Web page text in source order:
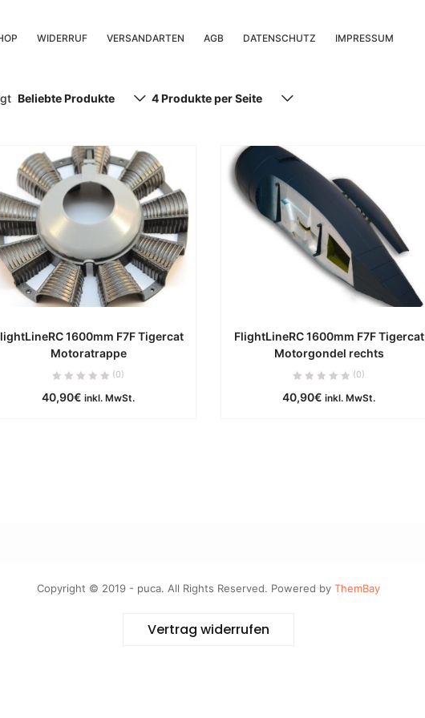
WIDERRUF VERSANDARTEN AGB DATENSCHUTZ IMPRESSUM
Nach
sortiert
Beliebte Produkte 4 Produkte per Seite
1600mm F7F Tigercat
Motoratrappe
(0)
40,90€ inkl. MwSt.
ca. 0 Werktage
IN DEN WARENKORB
FlightLineRC 1600mm F7F Tigercat
Motorgondel rechts
(0)
40,90€ inkl. MwSt.
ca. 0 Werktage
IN DEN WARENKORB
Copyright © 2019 - puca. All Rights Reserved. Powered by ThemBay
Vertrag widerrufen